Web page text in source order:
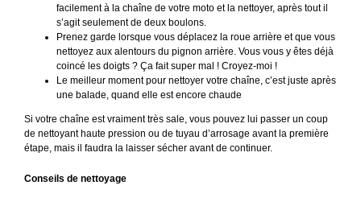
facilement à la chaîne de votre moto et la nettoyer, après tout il
s’agit seulement de deux boulons.
Prenez garde lorsque vous déplacez la roue arrière et que vous
nettoyez aux alentours du pignon arrière. Vous vous y êtes déjà
coincé les doigts ? Ça fait super mal ! Croyez-moi !
Le meilleur moment pour nettoyer votre chaîne, c’est juste après
une balade, quand elle est encore chaude
Si votre chaîne est vraiment très sale, vous pouvez lui passer un coup
de nettoyant haute pression ou de tuyau d’arrosage avant la première
étape, mais il faudra la laisser sécher avant de continuer.
Conseils de nettoyage